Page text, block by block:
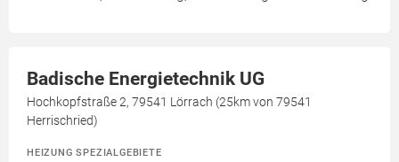
Badische Energietechnik UG
Hochkopfstraße 2, 79541 Lörrach (25km von 79541
Herrischried)
HEIZUNG SPEZIALGEBIETE